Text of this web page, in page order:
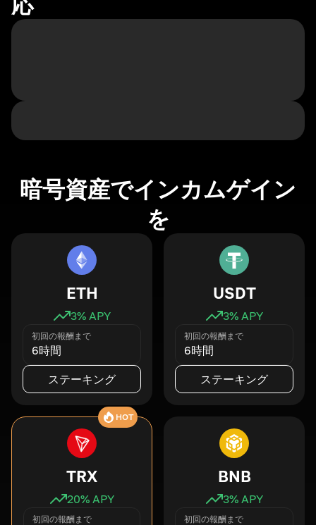
暗号資産でインカムゲイン
を
ETH
3% APY
初回の報酬まで
6時間
ステーキング
USDT
3% APY
初回の報酬まで
6時間
ステーキング
HOT
TRX
20% APY
初回の報酬まで
BNB
3% APY
初回の報酬まで